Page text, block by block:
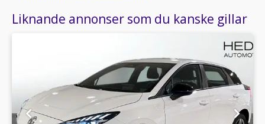
Liknande annonser som du kanske gillar